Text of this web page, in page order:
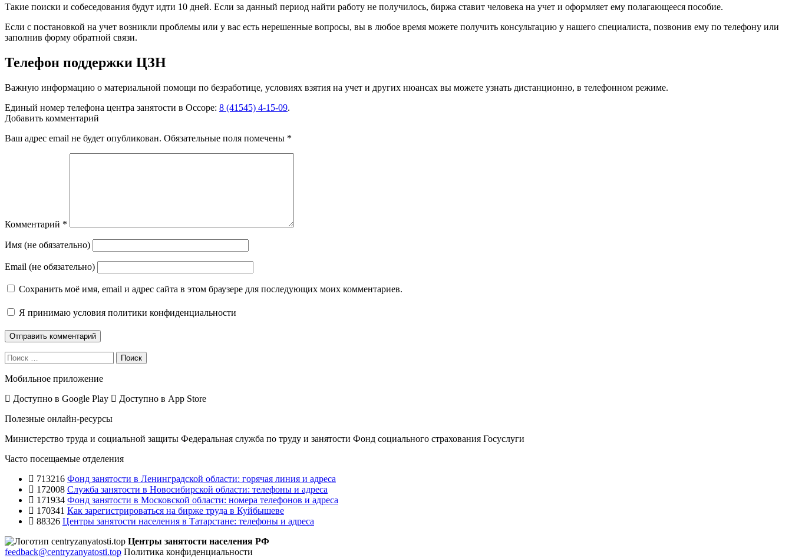
Такие поиски и собеседования будут идти 10 дней. Если за данный период найти работу не получилось, биржа ставит человека на учет и оформляет ему полагающееся пособие.
Если с постановкой на учет возникли проблемы или у вас есть нерешенные вопросы, вы в любое время можете получить консультацию у нашего специалиста, позвонив ему по телефону или
заполнив форму обратной связи.
Телефон поддержки ЦЗН
Важную информацию о материальной помощи по безработице, условиях взятия на учет и других нюансах вы можете узнать дистанционно, в телефонном режиме.
Единый номер телефона центра занятости в Оссоре: 8 (41545) 4-15-09.
Добавить комментарий
Ваш адрес email не будет опубликован. Обязательные поля помечены *
Комментарий *
Имя (не обязательно)
Email (не обязательно)
Сохранить моё имя, email и адрес сайта в этом браузере для последующих моих комментариев.
Я принимаю условия политики конфиденциальности
Поиск
Мобильное приложение
Доступно в Google Play Доступно в App Store
Полезные онлайн-ресурсы
Министерство труда и социальной защиты Федеральная служба по труду и занятости Фонд социального страхования Госуслуги
Часто посещаемые отделения
713216 Фонд занятости в Ленинградской области: горячая линия и адреса
172008 Служба занятости в Новосибирской области: телефоны и адреса
171934 Фонд занятости в Московской области: номера телефонов и адреса
170341 Как зарегистрироваться на бирже труда в Куйбышеве
88326 Центры занятости населения в Татарстане: телефоны и адреса
Центры занятости населения РФ
feedback@centryzanyatosti.top Политика конфиденциальности